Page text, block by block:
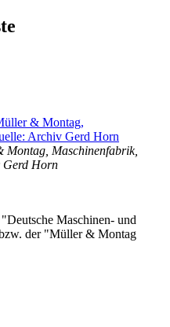
Montag, Maschinenfabrik,
Gerd Horn
Maschinen- und
der "Müller & Montag